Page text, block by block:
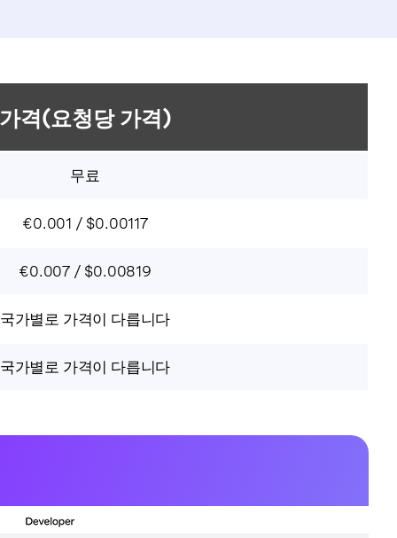
가격(요청당 가격)
무료
€0.001 / $0.00117
€0.007 / $0.00819
국가별로 가격이 다릅니다
국가별로 가격이 다릅니다